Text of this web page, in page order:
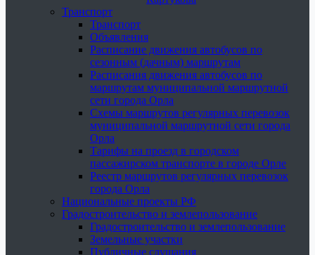
Транспорт
Транспорт
Объявления
Расписание движения автобусов по
сезонным (дачным) маршрутам
Расписания движения автобусов по
маршрутам муниципальной маршрутной
сети города Орла
Схемы маршрутов регулярных перевозок
муниципальной маршрутной сети города
Орла
Тарифы на проезд в городском
пассажирском транспорте в городе Орле
Реестр маршрутов регулярных перевозок
города Орла
Национальные проекты РФ
Градостроительство и землепользование
Градостроительство и землепользование
Земельные участки
Публичные слушания